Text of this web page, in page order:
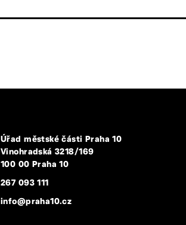
Úřad městské části Praha 10
Vinohradská 3218/169
100 00 Praha 10
267 093 111
info@praha10.cz